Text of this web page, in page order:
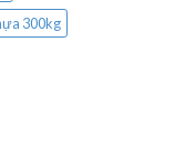
300kg